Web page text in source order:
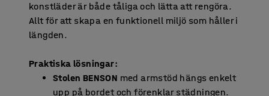
konstläder är både tåliga och lätta att rengöra.
Allt för att skapa en funktionell miljö som håller i
längden.
Praktiska lösningar:
Stolen BENSON med armstöd hängs enkelt
upp på bordet och förenklar städningen.